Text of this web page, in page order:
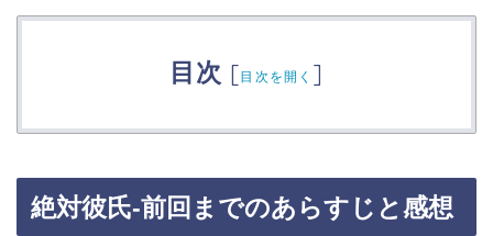
目次 [目次を開く ]
絶対彼氏-前回までのあらすじと感想